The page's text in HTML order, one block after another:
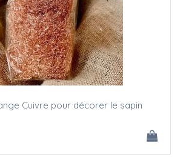
Cuivre pour décorer le sapin